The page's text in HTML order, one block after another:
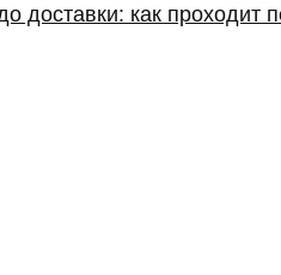
доставки: как проходит